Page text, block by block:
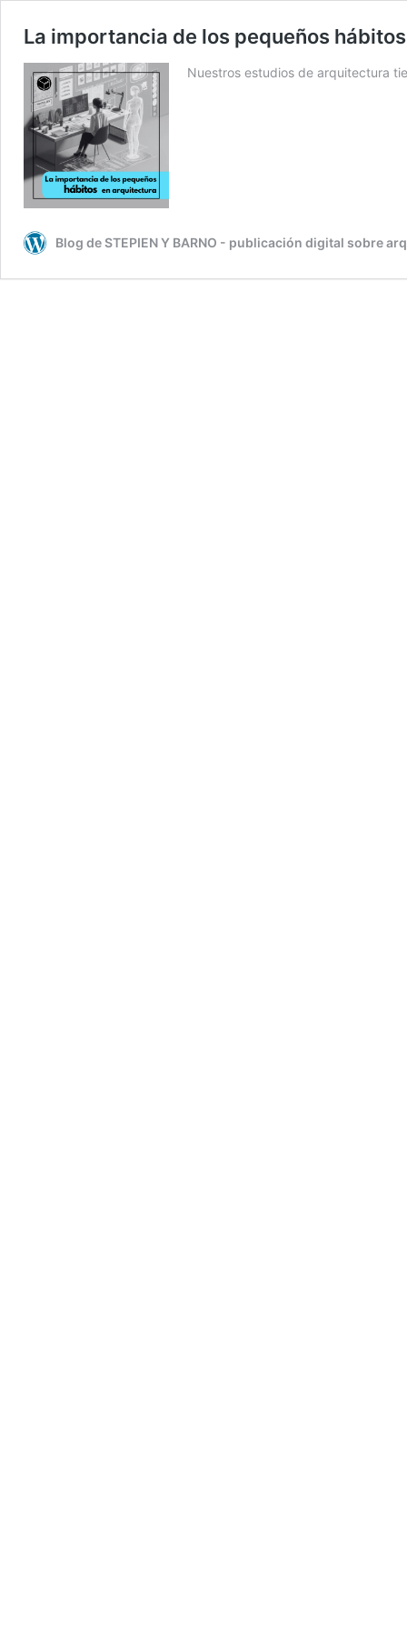
La importancia de los pequeños
Nuestros estudios de arquitectura
Blog de STEPIEN Y BARNO - publicación digital sobre